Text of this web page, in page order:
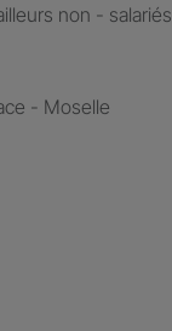
non - salariés
- Moselle